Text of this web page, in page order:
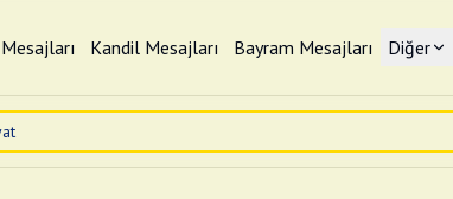
Kandil Mesajları Bayram Mesajları Diğer